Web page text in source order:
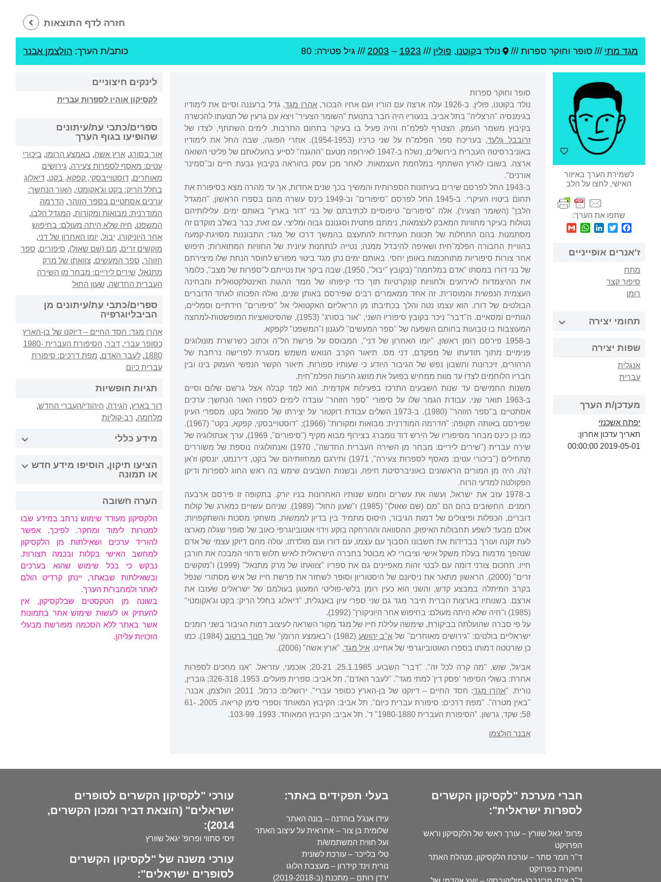
חזרה לדף התוצאות
מגד מתי /// סופר וחוקר ספרות /// נולד בקוטנו, פולין ///
1923
–
2003 /// גיל פטירה: 80 כותב/ת הערך: הולצמן אבנר
לשמירת הערך באיזור
האישי, לחצו על הלב
שתפו את הערך:
Facebook
Twitter
LinkedIn
WhatsApp
ז'אנרים אופייניים
מתח
סיפור קצר
רומן
תחומי יצירה
שפות יצירה
אנגלית
עברית
מעדכן/ת הערך
יפתח אשכנזי
תאריך עדכון אחרון:
2019-05-01 00:00:00
סופר וחוקר ספרות
נולד בקוּטנוֹ, פולין. ב-1926 עלה ארצה עם הוריו ועם אחיו הבכור,
אהרן מגד. גדל ברעננה וסיים את לימודיו
בגימנסיה "הרצליה" בתל אביב. בנעוריו היה חבר בתנועת "השומר הצעיר" ויצא עם גרעין של תנועתו להכשרה
בקיבוץ משמר העמק. הצטרף לפלמ"ח והיה פעיל בו בעיקר בתחום התרבות. לימים השתתף, לצדו של
זרובבל גלעד
, בעריכת ספר הפלמ"ח על שני כרכיו (1954-1953). אחרי הפוגה, שבה החל את לימודיו
באוניברסיטה העברית בירושלים, נשלח ב-1947 לאירופה מטעם "ההגנה" לסייע בהעלאתם של פליטי השואה
ארצה. בשובו לארץ השתתף במלחמת העצמאות. לאחר מכן עסק בהוראה בקיבוץ גבעת חיים וב"סמינר
אורנים".
ב-1943 החל לפרסם שירים בעיתונות הספרותית והמשיך בכך שנים אחדות, אך עד מהרה מצא בסיפורת את
תחום ביטויו העיקרי. ב-1945 החל לפרסם "סיפורים" וב-1949 כינס עשרה מהם בספרו הראשון, "המגדל
הלבן" (השומר הצעיר). אלה "סיפורים" טיפוסיים לכתיבתם של בני "דור בארץ" באותם ימים. עלילותיהם
נטולות בעיקר מחוויות המאבק לעצמאות, נימתם פתטית וסגנונם גבוה ומליצי. עם זאת, כבר בשלב מוקדם זה
מסתמנות בהם התחלות של תכונות העתידות להתעצם בהמשך דרכו של מגד: התבוננות מסויגת-קמעה
בהוויית החבורה הפלמ"חית ושאיפה להיבדל ממנה; נטייה לנתחנות עיונית של החוויות המתוארות; חיפוש
אחר צורות סיפוריות מתוחכמות באופן יחסי. באותם ימים נתן מגד ביטוי מפורש לחוסר הנחת שלו מיצירתם
של בני דורו במסתו "אדם במלחמה" (בקובץ "יבול", 1950), שבה ביקר את נטייתם ל"ספרות של מצב", כלומר
את ההיצמדות לאירועים ולחוויות קונקרטיות תוך כדי קיפוחו של ממד ההגות האינטלקטואלית והבחינה
העצמית הנפשית והמוסרית. זה אחד ממאמרים רבים שפירסם באותן שנים, ואלה הפכוהו לאחד הדוברים
הבולטים של דורו. הוא עצמו נטה והלך בכתיבתו מן הריאליזם האקטואלי אל "סיפורים" חידתיים וסמליים,
הגותיים ומסאיים. ה"דבר" ניכר בקובץ סיפוריו השני, "אור בסורג" (1953), שהסיטואציות המופשטות-למחצה
המעוצבות בו טבועות בחותם השפעה של "ספר המעשים" לעגנון ו"המשפט" לקפקא.
ב-1958 פירסם רומן ראשון, "יומו האחרון של דני", המבוסס על פרשת הל"ה וכתוב כשרשרת מונולוגים
פנימיים מתוך תודעתו של מפקדם, דני מס. תיאור הקרב הנואש משמש מסגרת לפרישה נרחבת של
הרהורים, זיכרונות וחשבון נפש של הגיבור היודע כי שעותיו ספורות. תיאור הקשר הנפשי העמוק בינו ובין
חבריו הלוחמים לצדו עד מוות ממחיש בפועל את מושג הרעות הפלמ"חית.
משנות החמישים עד שנות השבעים התרכז בפעילות אקדמית. הוא למד קבלה אצל גרשם שלום וסיים
ב-1963 תואר שני. עבודת הגמר שלו על סיפורי "ספר הזוהר" עוּבּדה לימים לספרו האור הנחשך: ערכים
אסתטיים ב"ספר הזוהר" (1980). ב-1973 השלים עבודת דוקטור על יצירתו של סמואל בקט. מספרי העיון
שפירסם באותה תקופה: "הדרמה המודרנית: מבואות ומקורות" (1966); "דוסטוייבסקי, קפקא, בקט" (1967).
כמו כן כינס מבחר מסיפוריו של הירש דוד נומברג בצירוף מבוא מקיף ("סיפורים", 1969), ערך אנתולוגיה של
שירה עברית ("שירים ליריים: מבחר מן השירה העברית החדשה", 1970) ואנתולוגיה נוספת של משוררים
מתחילים ("ביכורי עטים: מאסף לספרות צעירה", 1971) ותירגם ממחזותיהם של בקט, דירנמט, יונסקו וז'אן
ז'נה. היה מן המורים הראשונים באוניברסיטת חיפה, ובשנות השבעים שימש בה ראש החוג לספרות ודיקן
הפקולטה למדעי הרוח.
ב-1978 עזב את ישראל, ועשה את עשרים וחמש שנותיו האחרונות בניו יורק. בתקופה זו פירסם ארבעה
רומנים. החשובים בהם הם "מם (שם שאול)" (1985) ו"שעון החול" (1989). שניהם עשויים כמארג של קולות
דוברים, הכפלות ופיצולים של דמות הגיבור, היסוס מתמיד בין בדיון לממשות, משחקי מסכות והשתקפויות;
אולם מבעד לשפע תחבולות האיפוק, ההסוואה וההרחקה בוקע וידוי אוטוביוגרפי כאוב של סופר שגלה מארצו
לעת זקנה ועורך בבדידות את חשבונו הסבוך עם עצמו, עם דורו ועם מולדתו. עולה מהם דיוקן עצמי של אדם
שנהפך מדמות בעלת משקל אישי וציבורי לא מבוטל בחברה הישראלית לאיש תלוש ודחוי המבכה את חורבן
חייו. תחכום צורני דומה עם לבטי זהות מאפיינים גם את ספריו "צוואתו של מרק מתנאל" (1999) ו"מוקשים
זרים" (2000). הראשון מתאר את ניסיונם של היסטוריון וסופר לשחזר את פרשת חייו של איש מסתורי שנפל
בקרב המיתלה במבצע קדש, והשני הוא כעין רומן בלשי-פוליטי המעוגן בעולמם של ישראלים שעזבו את
ארצם. בשנותיו בארצות הברית חיבר מגד גם שני ספרי עיון באנגלית, "דיאלוג בחלל הריק: בקט וג'אקומטי"
(1985) ו"חיה שלא היתה מעולם: בחיפוש אחר היוניקורן" (1992).
על פי סברה שהועלתה בביקורת, שימשה עלילת חייו של מגד מקור השראה לעיצוב דמות הגיבור בשני רומנים
ישראליים בולטים: "גירושים מאוחרים" של א"ב יהושע (1982) ו"באמצע הרומן" של חנוך ברטוב
(1984). כמו
כן שורטטה דמותו בספרו האוטוביוגרפי של אחיינו,איל מגד, "ארץ אשה" (2006).
אביגל, שוש. "מה קרה לכל זה". "דבר" השבוע. 25.1.1985. 20-21; אוכמני, עזריאל. "אנו מחכים לספרות
אחרת: בשולי הסיפור 'פסק דין' למתי מגד". "לעבר האדם". תל אביב: ספרית פועלים. 1953. 326-318; גוברין,
נורית. "אהרן מגד
: חסד החיים – דיוקנו של בן-הארץ כסופר עברי". ירושלים: כרמל. 2011; הולצמן, אבנר.
"באין מטרה". "מפת דרכים: סיפורת עברית כיום". תל אביב: הקיבוץ המאוחד וספרי סימן קריאה. 2005. 61-
58; שקד, גרשון. "הסיפורת העברית 1980-1880" ד'. תל אביב: הקיבוץ המאוחד. 1993. 103-99.
אבנר הולצמן
לינקים חיצוניים
לקסיקון אוהיו לספרות עברית
ספרים/כתבי עת/עיתונים
שהופיעו בגוף הערך
אור בסורג,ארץ אשה, באמצע הרומן, ביכורי
עטים: מאסף לספרות צעירה, גירושים
מאוחרים,דוסטוייבסקי, קפקא, בקט,דיאלוג
בחלל הריק: בקט וג'אקומטי, האור הנחשך:
ערכים אסתטיים בספר הזוהר, הדרמה
המודרנית: מבואות ומקורות, המגדל הלבן,
המשפט, חיה שלא היתה מעולם: בחיפוש
אחר היוניקורן, יבול, יומו האחרון של דני,
מוקשים זרים, מם (שם שאול), סיפורים, ספר
הזוהר, ספר המעשים, צוואתו של מרק
מתנאל, שירים ליריים: מבחר מן השירה
העברית החדשה, שעון החול
ספרים/כתבי עת/עיתונים מן
הביבליוגרפיה
אהרן מגד: חסד החיים – דיוקנו של בן-הארץ
כסופר עברי,דבר,
הסיפורת העברית 1980-
1880
,לעבר האדם, מפת דרכים: סיפורת
עברית כיום
תגיות חופשיות
דור בארץ, הגירה, היהודי/העברי החדש,
מלחמה, רב-קוליות
מידע כללי
הציעו תיקון, הוסיפו מידע חדש
או תמונה
הערה חשובה
הלקסיקון מעודד שימוש נרחב במידע שבו
למטרות לימוד ומחקר. לפיכך, אפשר
להוריד ערכים ושאילתות מן הלקסיקון
למחשב האישי בקלות ובכמה תצורות.
נבקש כי בכל שימוש שהוא בערכים
ובשאילתות שבאתר, יינתן קרדיט הולם
לאתר ולמחבר/ת הערך.
בשונה מן הטקסטים שבלקסיקון, אין
להעתיק או לעשות שימוש אחר בתמונות
אשר באתר ללא הסכמה מפורשת מבעלי
הזכויות עליהן.
חברי מערכת "לקסיקון הקשרים
לספרות ישראלית":
פרופ' יגאל שוורץ – עורך ראשי של הלקסיקון וראש
הפרויקט
ד"ר תמר סתר – עורכת הלקסיקון, מנהלת האתר
וחוקרת בפרויקט
בעלי תפקידים באתר:
עידו אנג'ל בוהדנה – בונה האתר
שלומית בן צור – אחראית על עיצוב האתר
ועל חווית המשתמש/ת
טלי בלייכר – עורכת לשונית
נורית וינד קידרון – מעצבת הלוגו
ירדן רותם – מתכנת (ב-2019-2018)
עורכי "לקסיקון הקשרים לסופרים
ישראלים" (הוצאת דביר ומכון הקשרים,
2014):
זיסי סתווי ופרופ' יגאל שוורץ
עורכי משנה של "לקסיקון הקשרים
לסופרים ישראלים":